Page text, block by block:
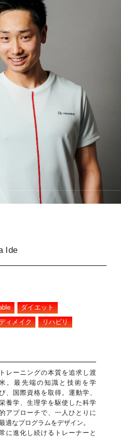
Ide
ダイエット
ィメイク リハビリ
トレーニングの本質を追求し渡
。最先端の知識と技術を学
、国際資格を取得。運動学、
養学、生理学を駆使した科学
的アプローチで、一人ひとりに
適なプログラムをデザイン。
に進化し続けるトレーナーと
TRAINING
トレーニング
METHOD
メソッド
REVIEW
お客様の声
MEDIA
メディア
FAQ
よくあるご質問